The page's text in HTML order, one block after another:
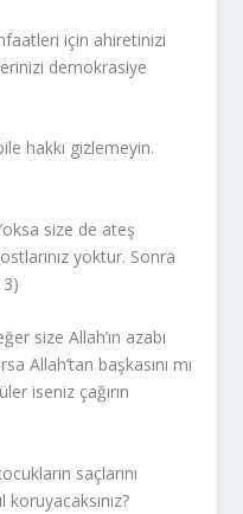
için ahiretinizi
demokrasiye
hakkı gizlemeyin.
size de ateş
yoktur. Sonra
size Allah’ın azabı
Allah’tan başkasını mı
iseniz çağırın
saçlarını